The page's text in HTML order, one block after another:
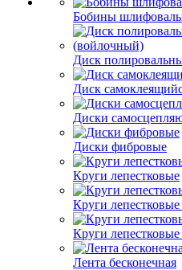
Бобины
Диск
Диск
Диски
Диски фибровые
Круги лепестковые
Круги лепестковые
Круги
Лента бесконечная